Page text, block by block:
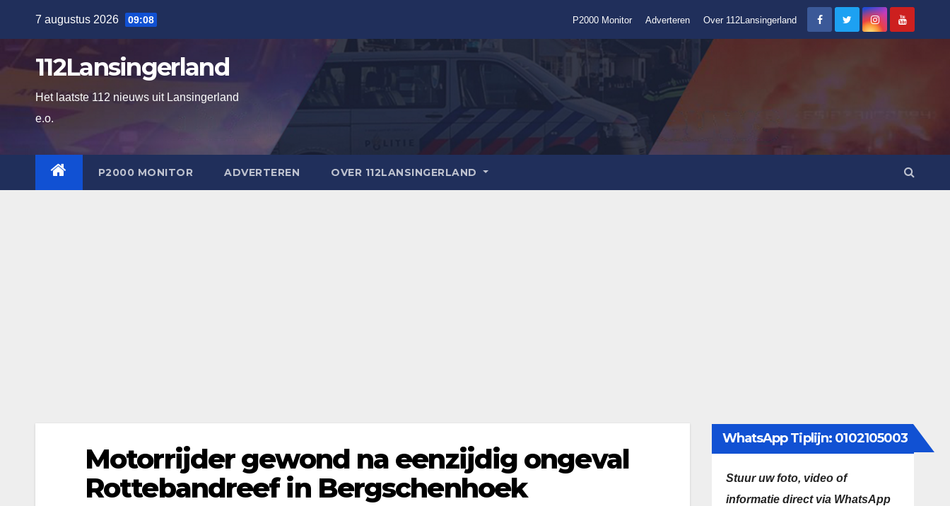
inhoud
7 augustus 2026 09:08 P2000 Monitor Adverteren Over 112Lansingerland
112Lansingerland
Het laatste 112 nieuws uit Lansingerland
e.o.
P2000 MONITOR ADVERTEREN OVER 112LANSINGERLAND
Motorrijder gewond na eenzijdig ongeval
Rottebandreef in Bergschenhoek
WhatsApp Tiplijn: 0102105003
Stuur uw foto, video of
informatie direct via WhatsApp